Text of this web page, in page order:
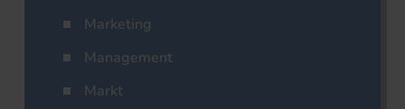
Marketing
Management
Markt